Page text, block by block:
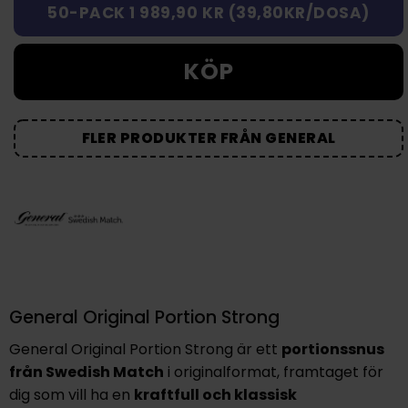
50-PACK 1 989,90 KR (39,80KR/DOSA)
KÖP
FLER PRODUKTER FRÅN GENERAL
General Original Portion Strong
General Original Portion Strong är ett portionssnus
från Swedish Match i originalformat, framtaget för
dig som vill ha en kraftfull och klassisk